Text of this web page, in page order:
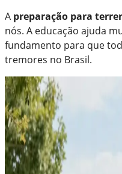
A preparação para
nós. A educação ajuda
fundamento para que
tremores no Brasil.